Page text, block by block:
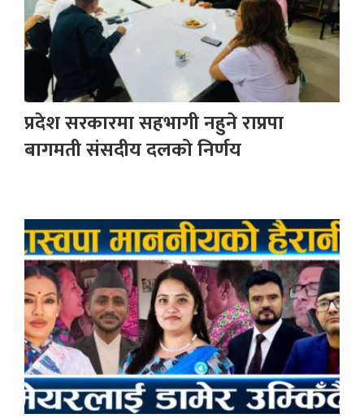
प्रदेश सरकारमा सहभागी नहुने राप्रपा
बागमती संसदीय दलको निर्णय